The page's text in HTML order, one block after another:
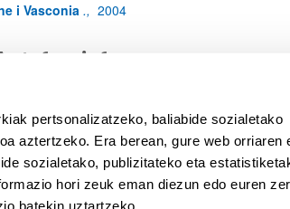
pertsonalizatzeko, baliabide sozialetako
aztertzeko. Era berean, gure web orriaren
sozialetako, publizitateko eta
hori zeuk eman diezun edo euren
batekin uztartzeko.
i Vasconia., 2004
90 años después.
entre dos pandemias. La mañana de
Nueva Facultad de Medicina.
Jose Luis Goti Dynamis 18, 1998